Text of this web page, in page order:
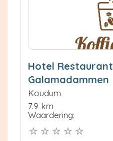
Hotel Restaurant
Galamadammen
Koudum
7.9 km
Waardering: